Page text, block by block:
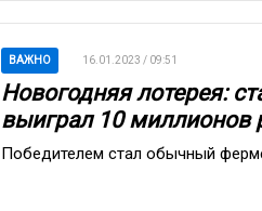
ВАЖНО 16.01.2023 / 09:51
Новогодняя лотерея:
выиграл 10 миллионов
Победителем стал обычный